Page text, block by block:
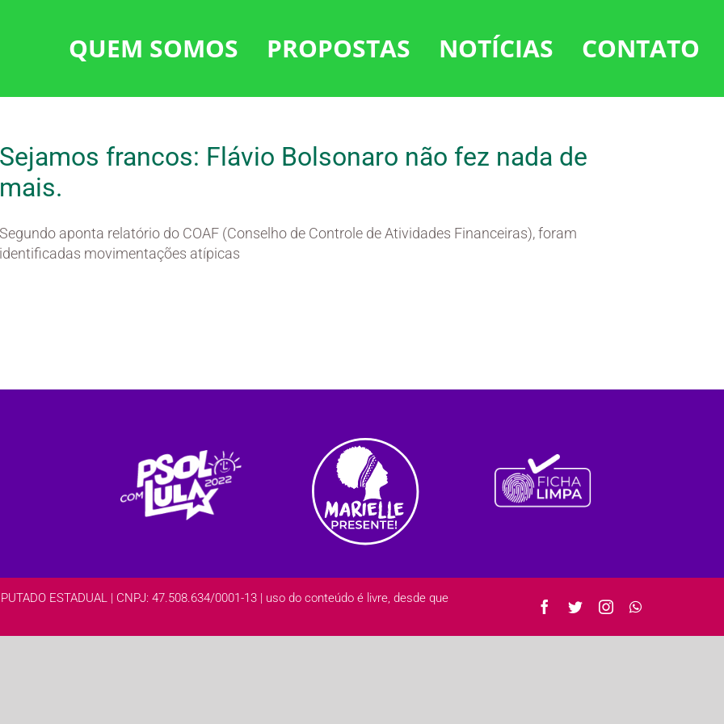
QUEM SOMOS PROPOSTAS NOTÍCIAS CONTATO
Sejamos francos: Flávio Bolsonaro não fez nada de
mais.
Segundo aponta relatório do COAF (Conselho de Controle de Atividades Financeiras), foram
identificadas movimentações atípicas
ESTADUAL | CNPJ: 47.508.634/0001-13 | uso do conteúdo é livre, desde que